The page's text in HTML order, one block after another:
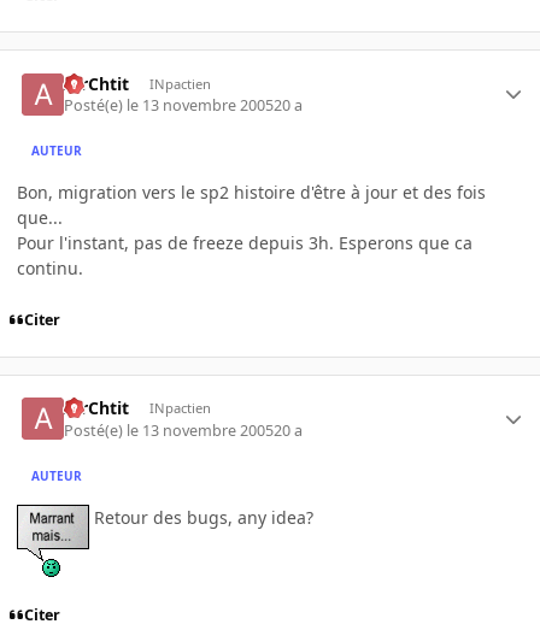
AirChtit INpactien
Posté(e) le 13 novembre 200520 a
AUTEUR
Bon, migration vers le sp2 histoire d'être à jour et des fois
que...
Pour l'instant, pas de freeze depuis 3h. Esperons que ca
continu.
Citer
AirChtit INpactien
Posté(e) le 13 novembre 200520 a
AUTEUR
Retour des bugs, any idea?
Citer